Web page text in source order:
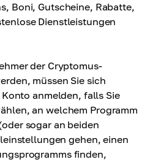
Boni, Gutscheine, Rabatte,
Dienstleistungen
der Cryptomus-
müssen Sie sich
anmelden, falls Sie
an welchem Programm
sogar an beiden
gehen, einen
finden,